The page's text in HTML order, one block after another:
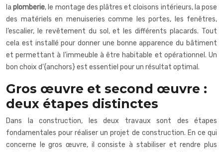
laplomberie, le montage des plâtres et cloisons intérieurs, la pose
des matériels en menuiseries comme les portes, les fenêtres,
l’escalier, le revêtement du sol, et les différents placards. Tout
cela est installé pour donner une bonne apparence du bâtiment
et permettant à l’immeuble à être habitable et opérationnel. Un
bon choix d'{anchors} est essentiel pour un résultat optimal.
Gros œuvre et second œuvre :
deux étapes distinctes
Dans la construction, les deux travaux sont des étapes
fondamentales pour réaliser un projet de construction. En ce qui
concerne le gros œuvre, il consiste à stabiliser et rendre plus